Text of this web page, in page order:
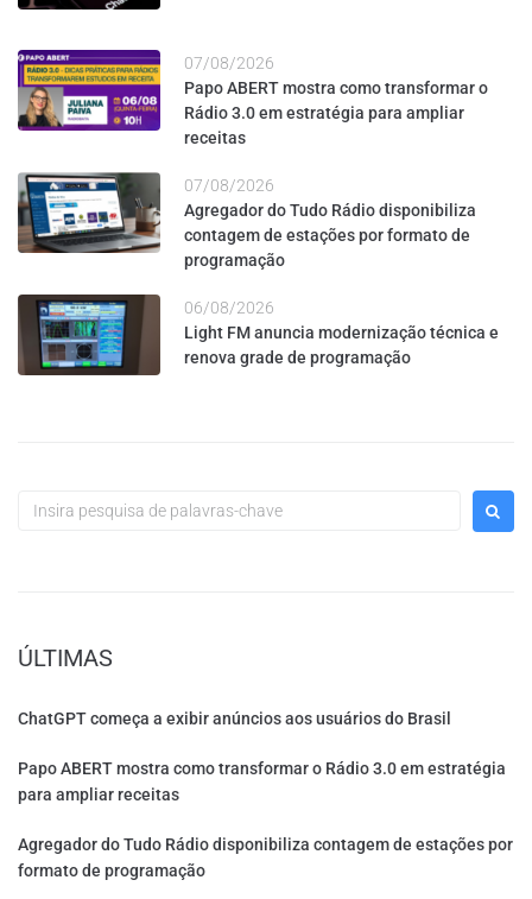
07/08/2026
Papo ABERT mostra como transformar o
Rádio 3.0 em estratégia para ampliar
receitas
07/08/2026
Agregador do Tudo Rádio disponibiliza
contagem de estações por formato de
programação
06/08/2026
Light FM anuncia modernização técnica e
renova grade de programação
ÚLTIMAS
ChatGPT começa a exibir anúncios aos usuários do Brasil
Papo ABERT mostra como transformar o Rádio 3.0 em estratégia
para ampliar receitas
Agregador do Tudo Rádio disponibiliza contagem de estações por
formato de programação